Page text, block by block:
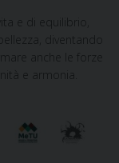
e di equilibrio,
diventando
anche le forze
e armonia.